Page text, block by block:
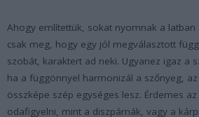
Ahogy említettük, sokat nyomnak a latban
csak meg, hogy egy jól megválasztott
szobát, karaktert ad neki. Ugyanez igaz a
ha a függönnyel harmonizál a szőnyeg,
összképe szép egységes lesz. Érdemes
odafigyelni, mint a diszpárnák, vagy a